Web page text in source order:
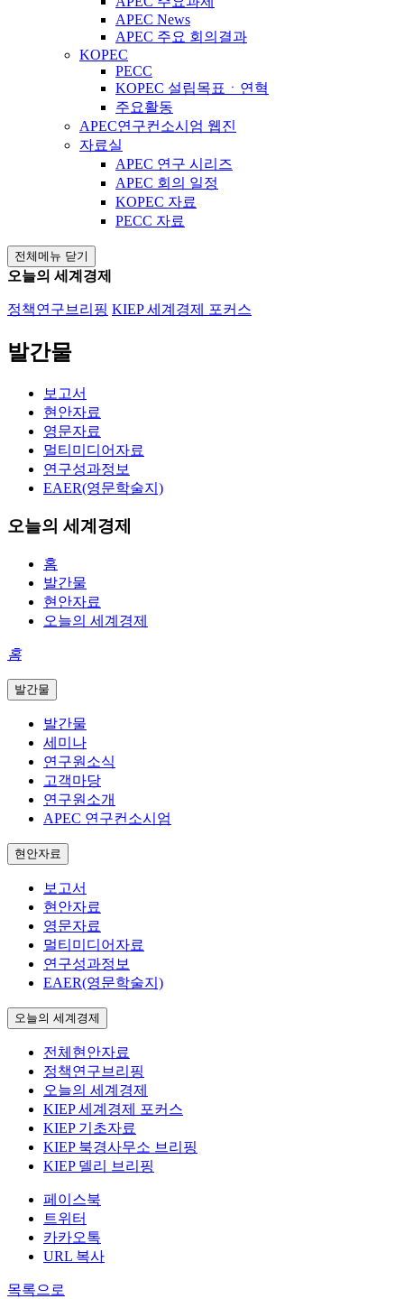
APEC News
APEC 주요 회의결과
KOPEC
PECC
KOPEC 설립목표ㆍ연혁
주요활동
APEC연구컨소시엄 웹진
자료실
APEC 연구 시리즈
APEC 회의 일정
KOPEC 자료
PECC 자료
전체메뉴 닫기
오늘의 세계경제
정책연구브리핑 KIEP 세계경제 포커스
발간물
보고서
현안자료
영문자료
멀티미디어자료
연구성과정보
EAER(영문학술지)
오늘의 세계경제
홈
발간물
현안자료
오늘의 세계경제
홈
발간물
발간물
세미나
연구원소식
고객마당
연구원소개
APEC 연구컨소시엄
현안자료
보고서
현안자료
영문자료
멀티미디어자료
연구성과정보
EAER(영문학술지)
오늘의 세계경제
전체현안자료
정책연구브리핑
오늘의 세계경제
KIEP 세계경제 포커스
KIEP 기초자료
KIEP 북경사무소 브리핑
KIEP 델리 브리핑
페이스북
트위터
카카오톡
URL 복사
목록으로